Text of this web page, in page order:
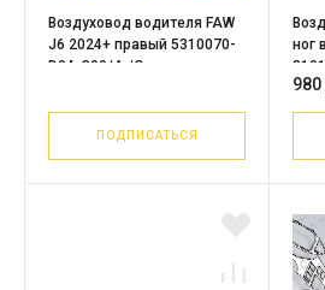
Воздуховод водителя FAW
J6 2024+ правый 5310070-
D04-C00/A /Оригинал
ПОДПИСАТЬСЯ
ног
980